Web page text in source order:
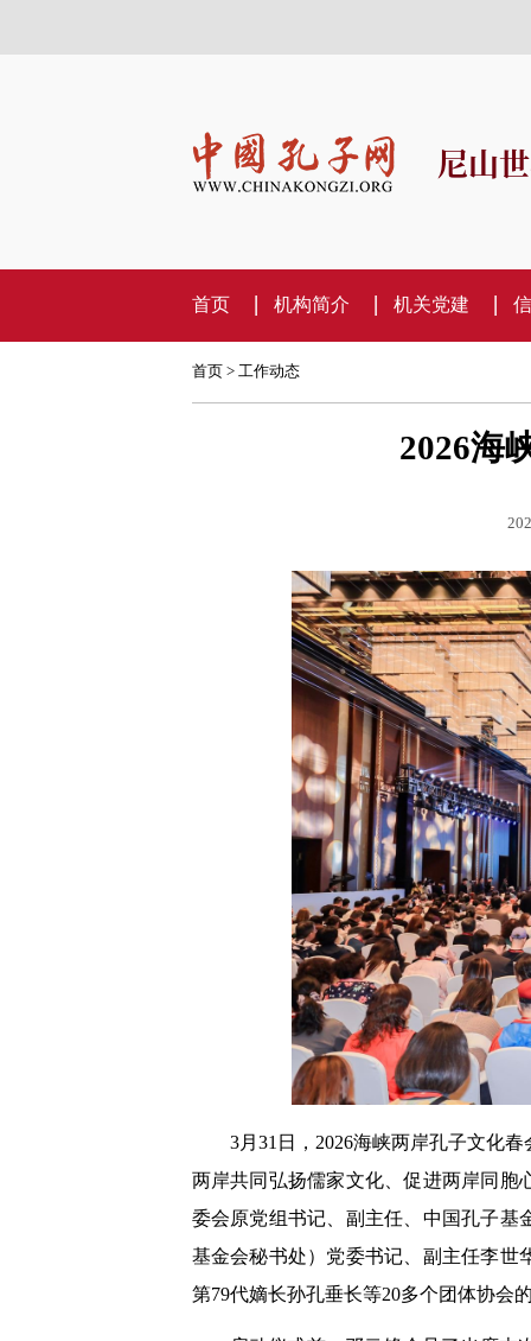
尼山
首页 机构简介 机关党建
首页> 工作动态
2026海
3月31日，2026海峡两岸孔子文化
两岸共同弘扬儒家文化、促进两岸同胞
委会原党组书记、副主任、中国孔子基
基金会秘书处）党委书记、副主任李世
第79代嫡长孙孔垂长等20多个团体协会